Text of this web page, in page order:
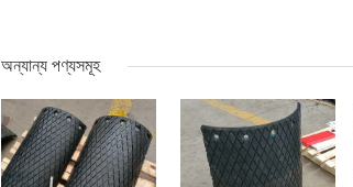
অন্যান্য পণ্যসমূহ